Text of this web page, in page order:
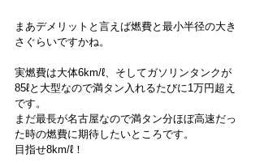
まあデメリットと言えば燃費と最小半径の大き
さぐらいですかね。
実燃費は大体6km/ℓ、そしてガソリンタンクが
85ℓと大型なので満タン入れるたびに1万円超え
です。
まだ最長が名古屋なので満タン分ほぼ高速だっ
た時の燃費に期待したいところです。
目指せ8km/ℓ！